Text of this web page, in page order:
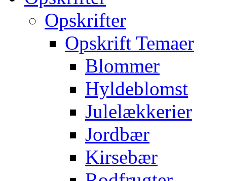
Opskrifter
Opskrift Temaer
Blommer
Hyldeblomst
Julelækkerier
Jordbær
Kirsebær